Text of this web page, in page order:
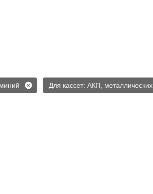
Для кассет: АКП, металлических